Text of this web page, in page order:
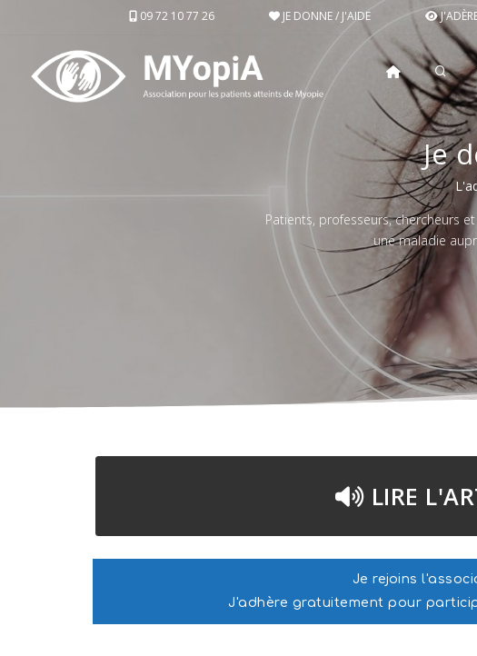
09 72 10 77 26 JE DONNE / J'AIDE
Je
Patients, professeurs, chercheurs
une maladie
LIRE
Je rejoins
J'adhère gratuitement pour